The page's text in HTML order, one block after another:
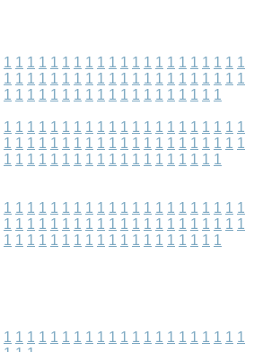
1 1 1 1 1 1 1 1 1 1 1 1 1 1 1 1 1 1 1 1 1
1 1 1 1 1 1 1 1 1 1 1 1 1 1 1 1 1 1 1 1 1
1 1 1 1 1 1 1 1 1 1 1 1 1 1 1 1 1 1 1
1 1 1 1 1 1 1 1 1 1 1 1 1 1 1 1 1 1 1 1 1
1 1 1 1 1 1 1 1 1 1 1 1 1 1 1 1 1 1 1 1 1
1 1 1 1 1 1 1 1 1 1 1 1 1 1 1 1 1 1 1
1 1 1 1 1 1 1 1 1 1 1 1 1 1 1 1 1 1 1 1 1
1 1 1 1 1 1 1 1 1 1 1 1 1 1 1 1 1 1 1 1 1
1 1 1 1 1 1 1 1 1 1 1 1 1 1 1 1 1 1 1
1 1 1 1 1 1 1 1 1 1 1 1 1 1 1 1 1 1 1 1 1